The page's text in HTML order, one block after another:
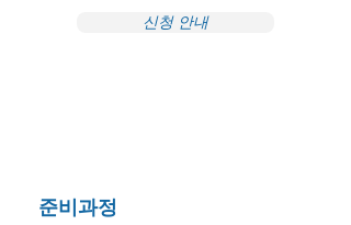
신청 안내
준비과정